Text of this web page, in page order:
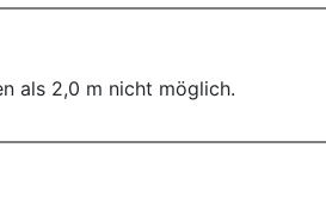
als 2,0 m nicht möglich.